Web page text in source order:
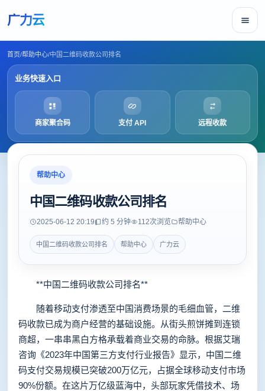
广力云
首页/帮助中心/中国二维码收款公司排名
业务快速入口
商家聚合码 支付 API 远程收款
帮助中心
中国二维码收款公司排名
2025-06-12 20:19 约 5 分钟 112次浏览 帮助中心
中国二维码收款公司排名 帮助中心 广力云
**中国二维码收款公司排名**
随着移动支付渗透至中国消费场景的毛细血管，二维
码收款已成为商户经营的基础设施。从街头煎饼摊到连锁
商超，一串串黑白方格承载着商业交易的命脉。根据艾瑞
咨询《2023年中国第三方支付行业报告》显示，中国二维
码支付交易规模已突破200万亿元，占据全球移动支付市场
90%份额。在这片万亿级蓝海中，头部玩家凭借技术、场